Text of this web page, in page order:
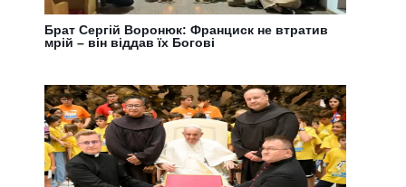
Брат Сергій Воронюк: Франциск не втратив
мрій – він віддав їх Богові